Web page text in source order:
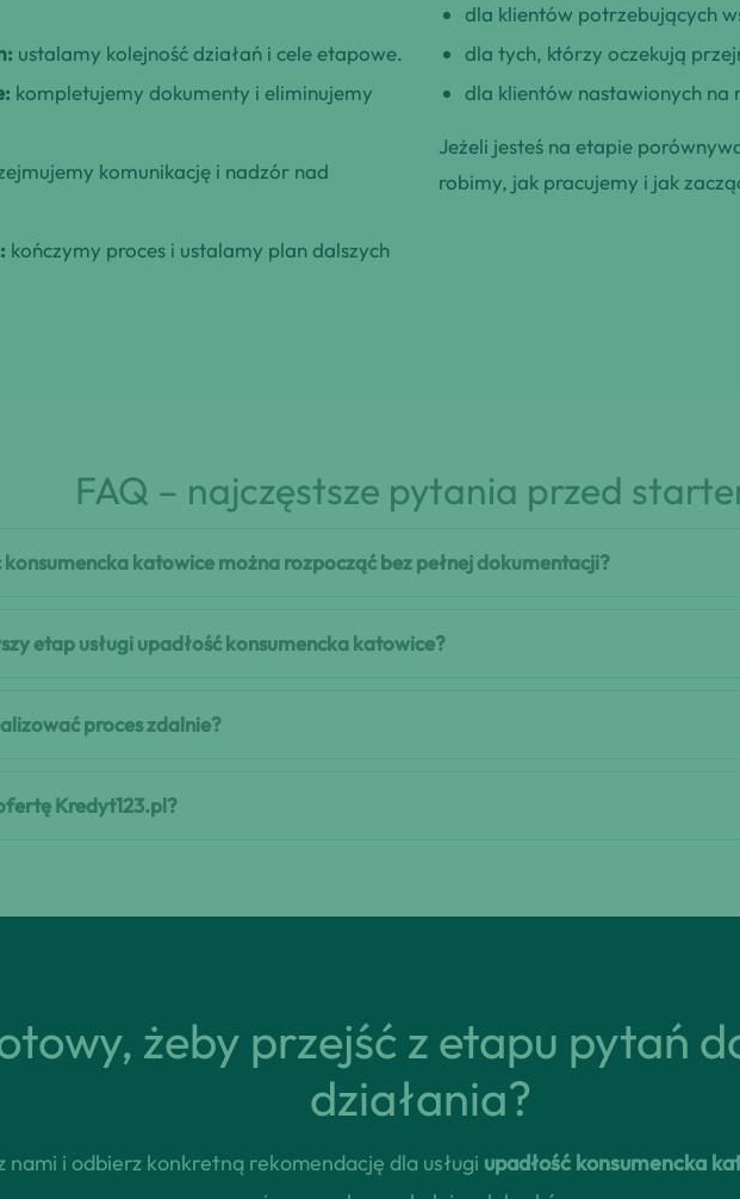
ustalamy kolejność działań i cele etapowe.
kompletujemy dokumenty i eliminujemy
komunikację i nadzór nad
kończymy proces i ustalamy plan dalszych
dla klientów potrzebujących
dla tych, którzy oczekują
dla klientów nastawionych na
Jeżeli jesteś na etapie
robimy, jak pracujemy i jak
FAQ – najczęstsze pytania przed
konsumencka katowice można rozpocząć bez pełnej dokumentacji?
etap usługi upadłość konsumencka katowice?
proces zdalnie?
Kredyt123.pl?
żeby przejść z etapu pytań
działania?
nami i odbierz konkretną rekomendację dla usługi upadłość konsumencka